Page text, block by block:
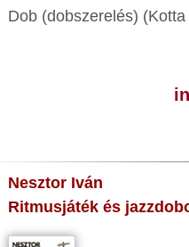
Dob (dobszerelés)
Nesztor Iván
Ritmusjáték és